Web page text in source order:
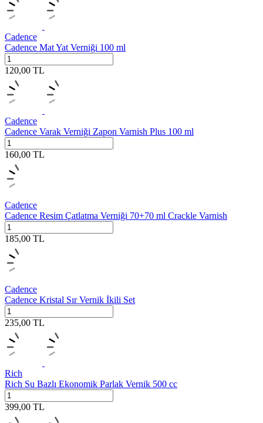
Cadence
Cadence Mat Yat Verniği 100 ml
120,00 TL
Cadence
Cadence Varak Verniği Zapon Varnish Plus 100 ml
160,00 TL
Cadence
Cadence Resim Çatlatma Verniği 70+70 ml Crackle Varnish
185,00 TL
Cadence
Cadence Kristal Sır Vernik İkili Set
235,00 TL
Rich
Rich Su Bazlı Ekonomik Parlak Vernik 500 cc
399,00 TL